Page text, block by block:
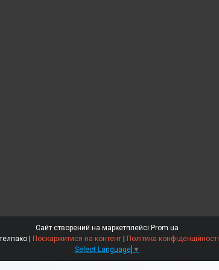
Сайт створений на маркетплейсі Prom.ua
Стелпако | Поскаржитися на контент | Політика конфіденційності
Select Language ▼